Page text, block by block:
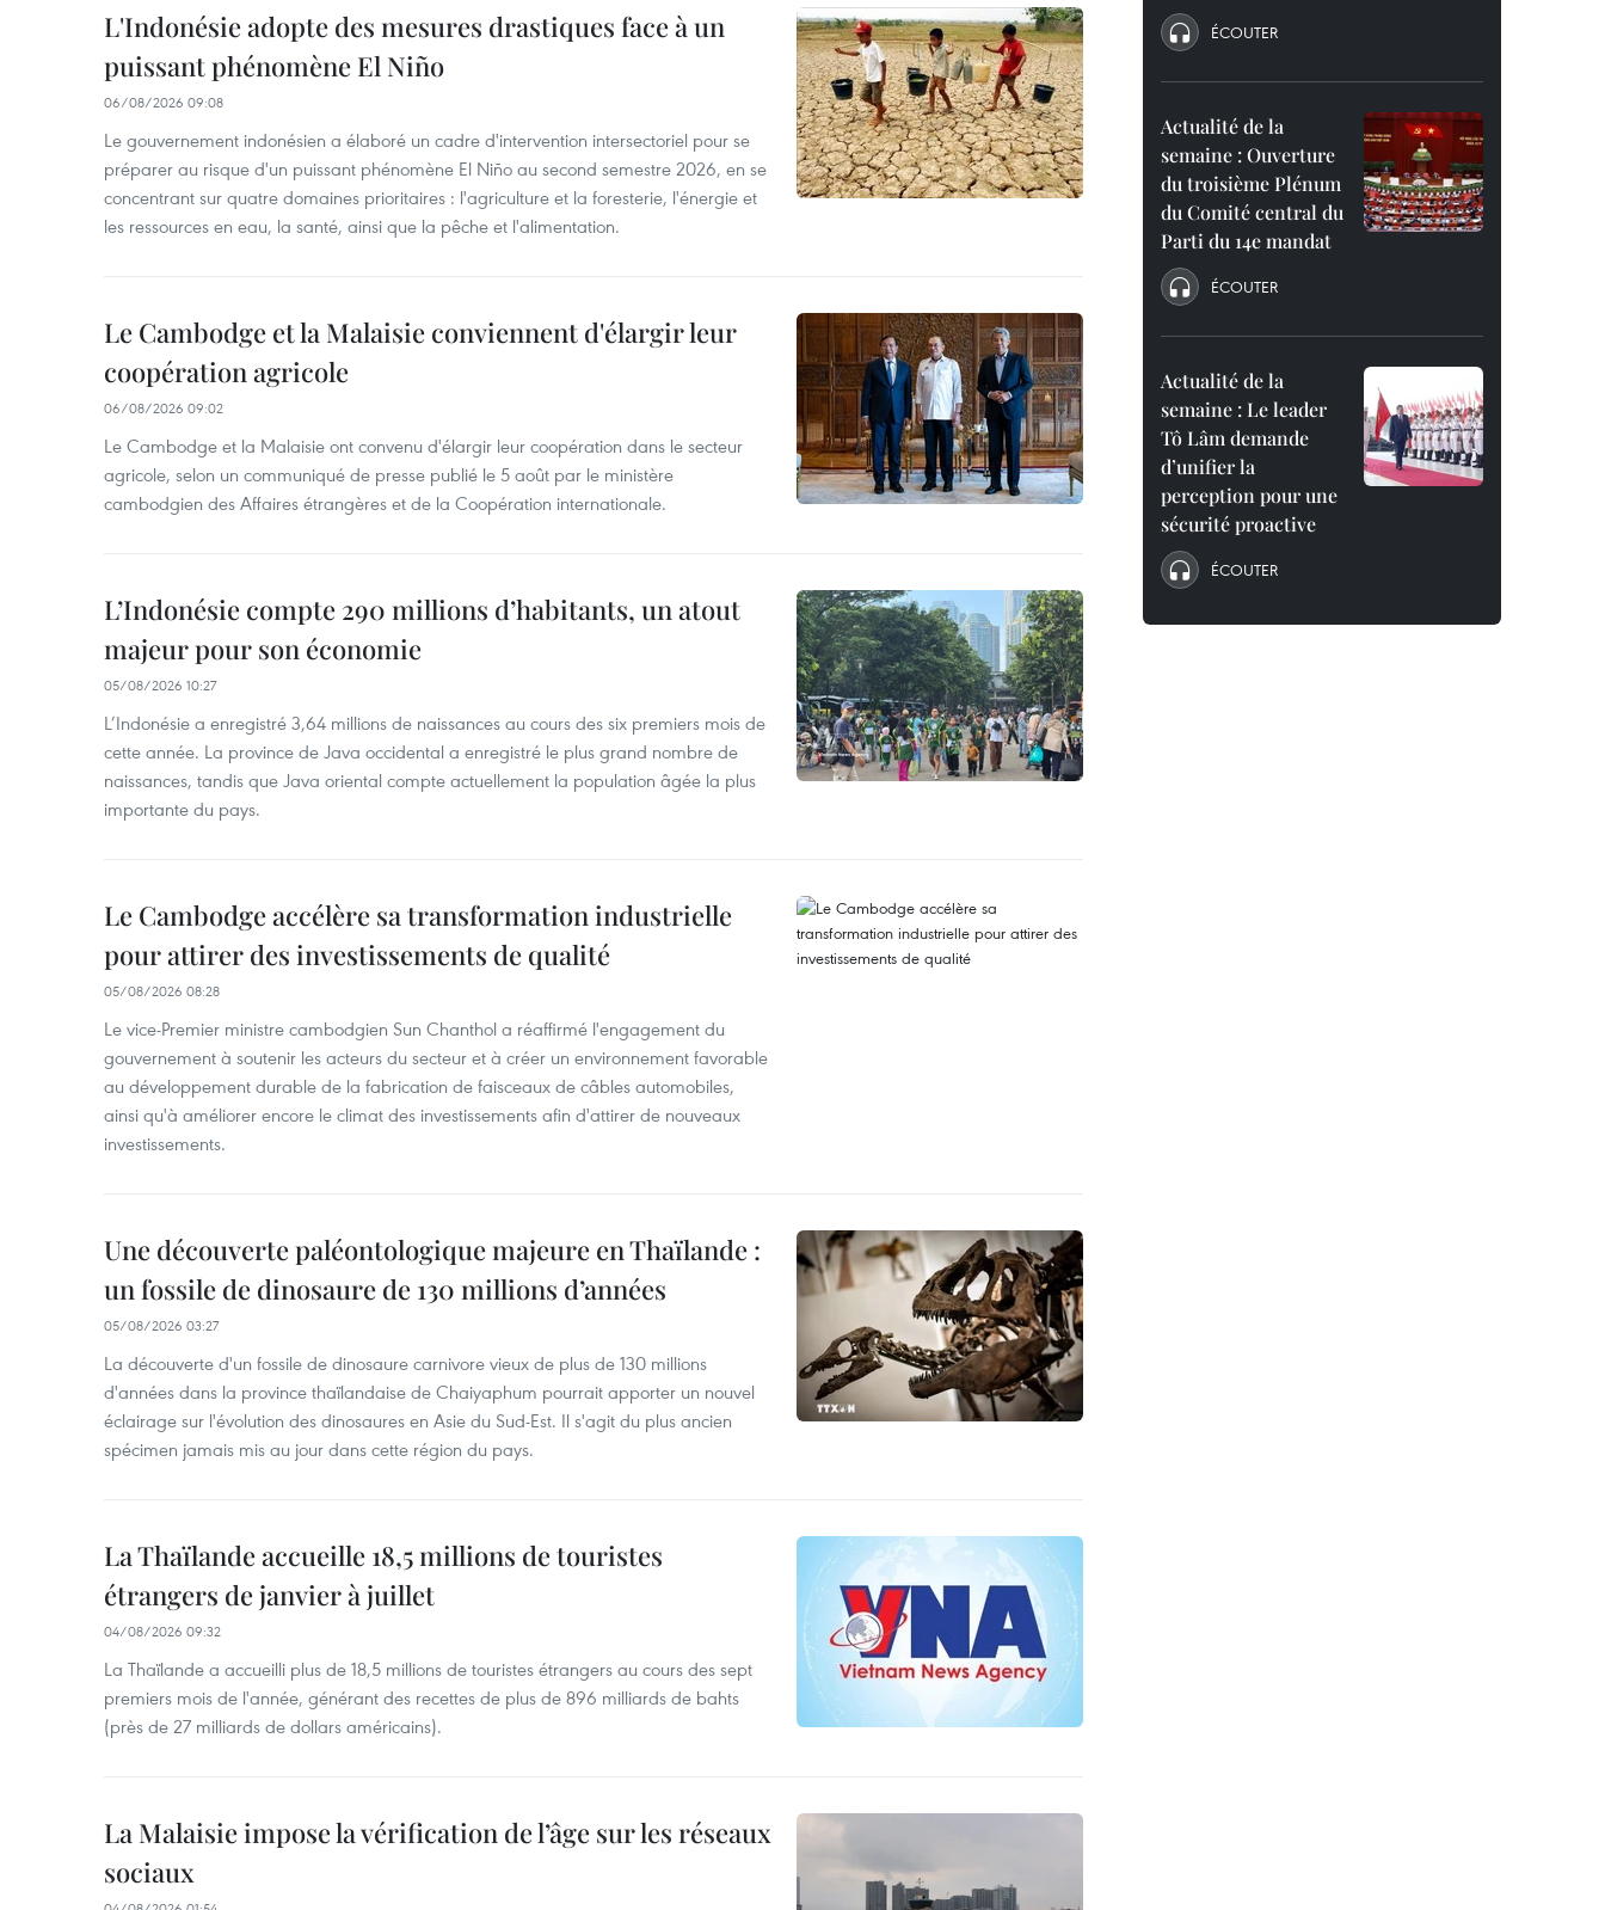
L'Indonésie adopte des mesures drastiques face à un
puissant phénomène El Niño
06/08/2026 09:08
Le gouvernement indonésien a élaboré un cadre d'intervention intersectoriel pour se
préparer au risque d'un puissant phénomène El Niño au second semestre 2026, en se
concentrant sur quatre domaines prioritaires : l'agriculture et la foresterie, l'énergie et
les ressources en eau, la santé, ainsi que la pêche et l'alimentation.
Le Cambodge et la Malaisie conviennent d'élargir leur
coopération agricole
06/08/2026 09:02
Le Cambodge et la Malaisie ont convenu d'élargir leur coopération dans le secteur
agricole, selon un communiqué de presse publié le 5 août par le ministère
cambodgien des Affaires étrangères et de la Coopération internationale.
L’Indonésie compte 290 millions d’habitants, un atout
majeur pour son économie
05/08/2026 10:27
L’Indonésie a enregistré 3,64 millions de naissances au cours des six premiers mois de
cette année. La province de Java occidental a enregistré le plus grand nombre de
naissances, tandis que Java oriental compte actuellement la population âgée la plus
importante du pays.
Le Cambodge accélère sa transformation industrielle
pour attirer des investissements de qualité
05/08/2026 08:28
Le vice-Premier ministre cambodgien Sun Chanthol a réaffirmé l'engagement du
gouvernement à soutenir les acteurs du secteur et à créer un environnement favorable
au développement durable de la fabrication de faisceaux de câbles automobiles,
ainsi qu'à améliorer encore le climat des investissements afin d'attirer de nouveaux
investissements.
Une découverte paléontologique majeure en Thaïlande :
un fossile de dinosaure de 130 millions d’années
05/08/2026 03:27
La découverte d'un fossile de dinosaure carnivore vieux de plus de 130 millions
d'années dans la province thaïlandaise de Chaiyaphum pourrait apporter un nouvel
éclairage sur l'évolution des dinosaures en Asie du Sud-Est. Il s'agit du plus ancien
spécimen jamais mis au jour dans cette région du pays.
La Thaïlande accueille 18,5 millions de touristes
étrangers de janvier à juillet
04/08/2026 09:32
La Thaïlande a accueilli plus de 18,5 millions de touristes étrangers au cours des sept
premiers mois de l'année, générant des recettes de plus de 896 milliards de bahts
(près de 27 milliards de dollars américains).
La Malaisie impose la vérification de l’âge sur les réseaux
sociaux
ÉCOUTER
Actualité de la
semaine : Ouverture
du troisième Plénum
du Comité central du
Parti du 14e mandat
ÉCOUTER
Actualité de la
semaine : Le leader
Tô Lâm demande
d’unifier la
perception pour une
sécurité proactive
ÉCOUTER